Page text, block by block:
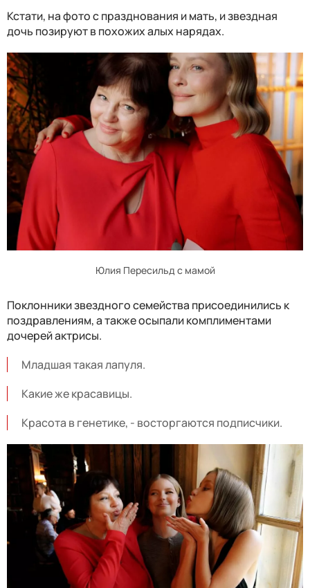
Кстати, на фото с празднования и мать, и звездная
дочь позируют в похожих алых нарядах.
Юлия Пересильд с мамой
Поклонники звездного семейства присоединились к
поздравлениям, а также осыпали комплиментами
дочерей актрисы.
Младшая такая лапуля.
Какие же красавицы.
Красота в генетике, - восторгаются подписчики.